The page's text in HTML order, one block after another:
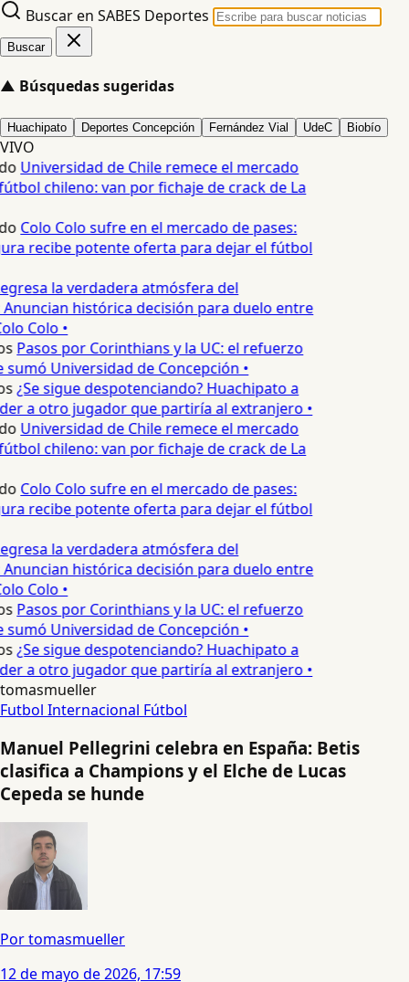
Buscar en SABES Deportes
Buscar
▲ Búsquedas sugeridas
Huachipato Deportes Concepción Fernández Vial UdeC Biobío
VIVO
Universidad de Chile remece el mercado
chileno: van por fichaje de crack de La
Colo Colo sufre en el mercado de pases:
recibe potente oferta para dejar el fútbol
la verdadera atmósfera del
histórica decisión para duelo entre
Colo •
Pasos por Corinthians y la UC: el refuerzo
Universidad de Concepción •
¿Se sigue despotenciando? Huachipato a
a otro jugador que partiría al extranjero •
Universidad de Chile remece el mercado
chileno: van por fichaje de crack de La
Colo Colo sufre en el mercado de pases:
recibe potente oferta para dejar el fútbol
la verdadera atmósfera del
histórica decisión para duelo entre
Colo •
Pasos por Corinthians y la UC: el refuerzo
Universidad de Concepción •
¿Se sigue despotenciando? Huachipato a
a otro jugador que partiría al extranjero •
tomasmueller
Futbol Internacional Fútbol
Manuel Pellegrini celebra en España: Betis
clasifica a Champions y el Elche de Lucas
Cepeda se hunde
Por tomasmueller
12 de mayo de 2026, 17:59